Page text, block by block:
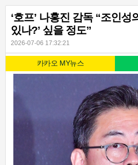
‘호프’ 나홍진 감독 “조인성
있나?’ 싶을 정도”
2026-07-06 17:32:21
카카오 MY뉴스